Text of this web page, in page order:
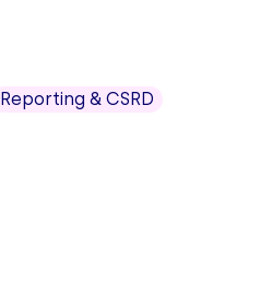
Reporting & CSRD